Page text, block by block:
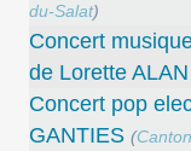
du-Salat)
Concert
de Lorette ALAN
Concert pop
GANTIES (